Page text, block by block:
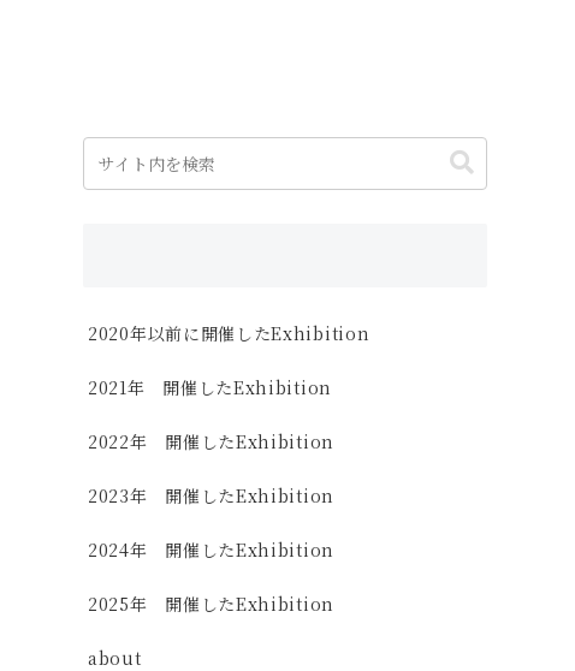
2020年以前に開催したExhibition
2021年 開催したExhibition
2022年 開催したExhibition
2023年 開催したExhibition
2024年 開催したExhibition
2025年 開催したExhibition
about